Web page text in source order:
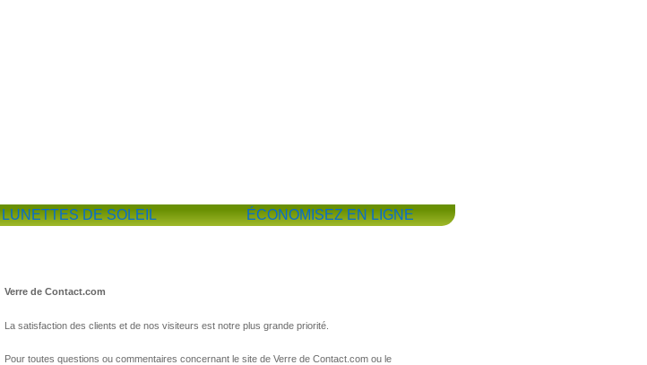
LUNETTES DE SOLEIL ÉCONOMISEZ EN LIGNE
Verre de Contact.com
La satisfaction des clients et de nos visiteurs est notre plus grande priorité.
Pour toutes questions ou commentaires concernant le site de Verre de Contact.com ou le